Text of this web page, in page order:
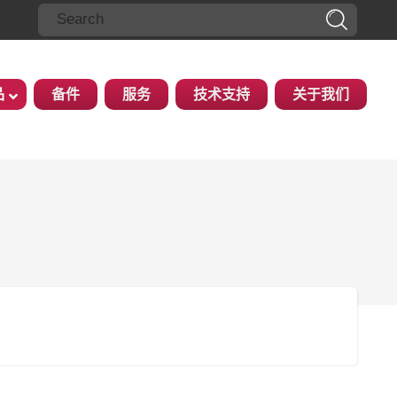
备件 服务 技术支持 关于我们